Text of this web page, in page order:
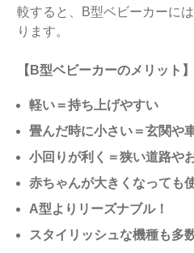
較すると、B型ベビーカーに
ります。
【B型ベビーカーのメリット】
軽い＝持ち上げやすい
畳んだ時に小さい＝玄関や
小回りが利く＝狭い道路や
赤ちゃんが大きくなっても
A型よりリーズナブル！
スタイリッシュな機種も多